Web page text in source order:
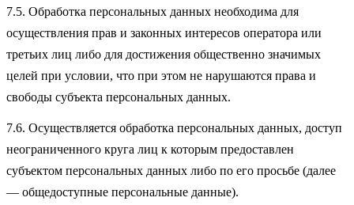
7.5. Обработка персональных данных необходима для
осуществления прав и законных интересов оператора или
третьих лиц либо для достижения общественно значимых
целей при условии, что при этом не нарушаются права и
свободы субъекта персональных данных.
7.6. Осуществляется обработка персональных данных, доступ
неограниченного круга лиц к которым предоставлен
субъектом персональных данных либо по его просьбе (далее
— общедоступные персональные данные).